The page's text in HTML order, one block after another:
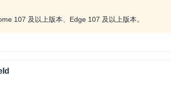
打通
107 及以上版本、Edge 107 及以上版本。